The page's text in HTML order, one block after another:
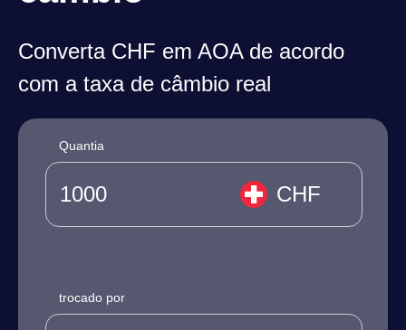
Converta CHF em AOA de acordo
com a taxa de câmbio real
Quantia
CHF
trocado por